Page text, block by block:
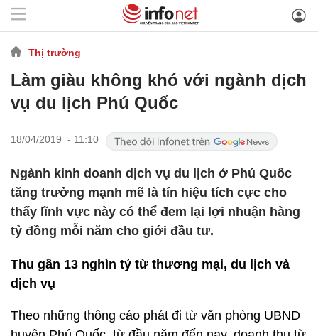
Thị trường
Làm giàu không khó với ngành dịch
vụ du lịch Phú Quốc
18/04/2019 - 11:10
Ngành kinh doanh dịch vụ du lịch ở Phú Quốc
tăng trưởng mạnh mẽ là tín hiệu tích cực cho
thấy lĩnh vực này có thể đem lại lợi nhuận hàng
tỷ đồng mỗi năm cho giới đầu tư.
Thu gần 13 nghìn tỷ từ thương mại, du lịch và
dịch vụ
Theo những thông cáo phát đi từ văn phòng UBND